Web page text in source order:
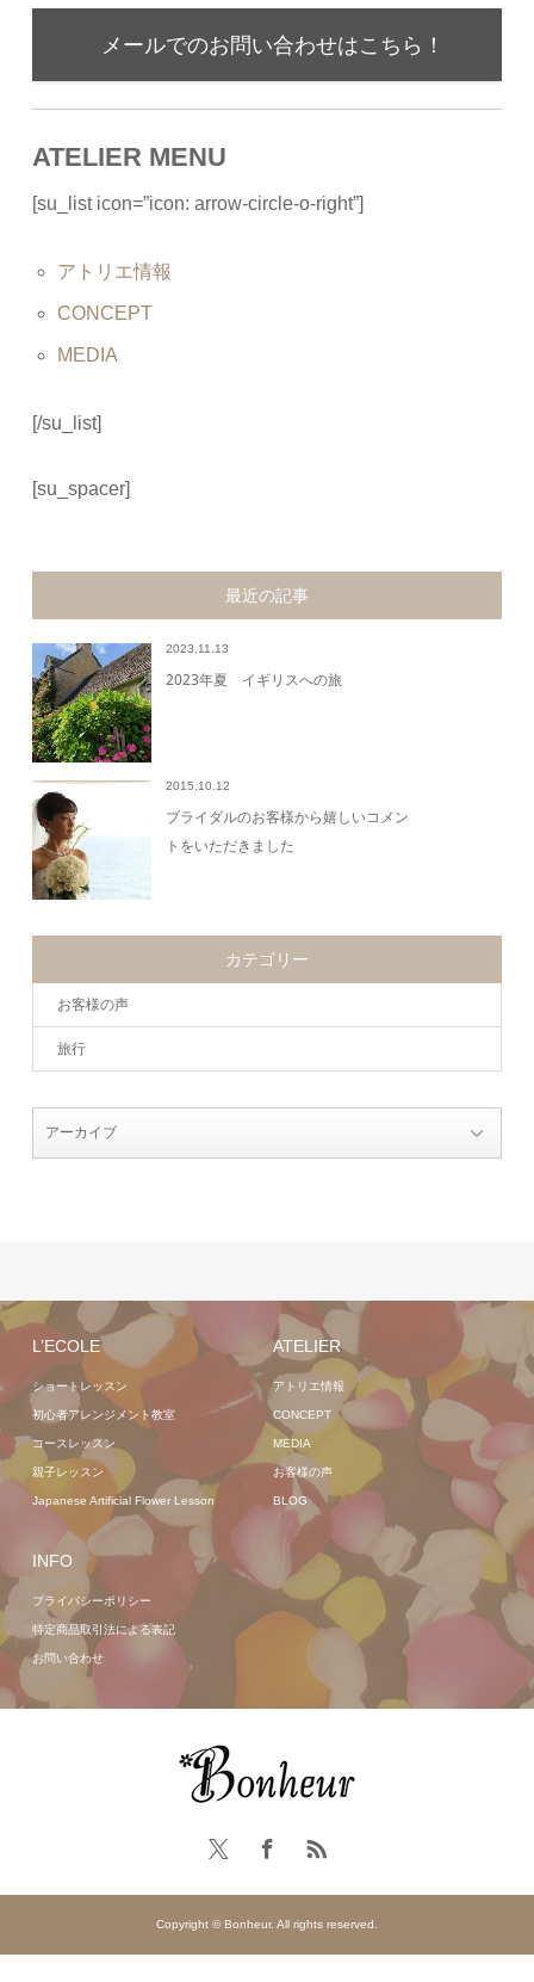
メールでのお問い合わせはこちら！
ATELIER MENU
[su_list icon=”icon: arrow-circle-o-right”]
アトリエ情報
CONCEPT
MEDIA
[/su_list]
[su_spacer]
最近の記事
2023.11.13
2023年夏 イギリスへの旅
2015.10.12
ブライダルのお客様から嬉しいコメン
トをいただきました
カテゴリー
お客様の声
旅行
L’ECOLE
ショートレッスン
初心者アレンジメント教室
コースレッスン
親子レッスン
Japanese Artificial Flower Lesson
ATELIER
アトリエ情報
CONCEPT
MEDIA
お客様の声
BLOG
INFO
プライバシーポリシー
特定商品取引法による表記
お問い合わせ
Copyright © Bonheur. All rights reserved.